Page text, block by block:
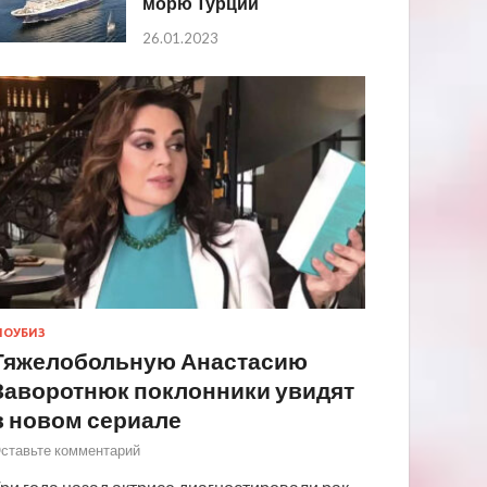
26.01.2023
Анастасию
поклонники увидят
новом сериале
комментарий